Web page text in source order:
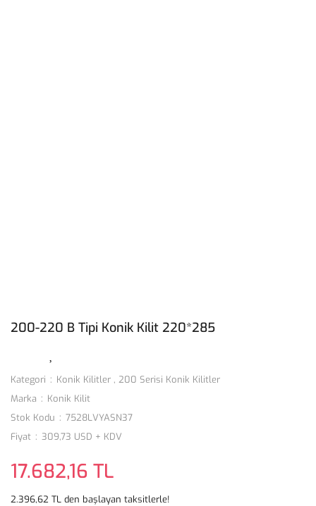
200-220 B Tipi Konik Kilit 220*285
Kategori Konik Kilitler , 200 Serisi Konik Kilitler
Marka
Konik Kilit
Stok Kodu
7528LVYASN37
Fiyat
309,73 USD + KDV
17.682,16 TL
2.396,62 TL den başlayan taksitlerle!